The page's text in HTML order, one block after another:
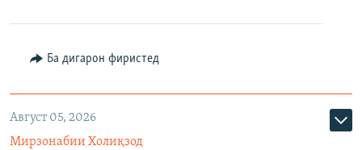
Ба дигарон фиристед
Август 05, 2026
Мирзонабии Холиқзод